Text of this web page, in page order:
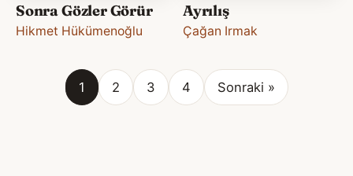
Sonra Gözler Görür
Hikmet Hükümenoğlu
Ayrılış
Çağan Irmak
1 2 3 4 Sonraki »